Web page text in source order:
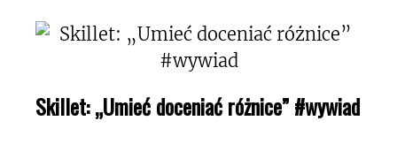
Skillet: „Umieć doceniać różnice” #wywiad